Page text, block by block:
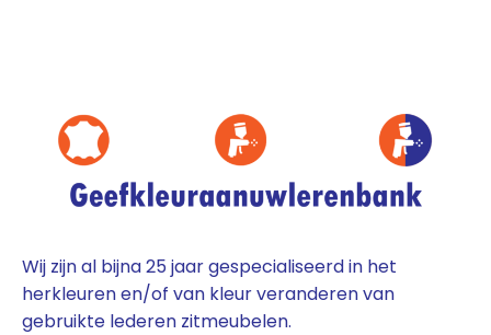
Wij zijn al bijna 25 jaar gespecialiseerd in het
herkleuren en/of van kleur veranderen van
gebruikte lederen zitmeubelen.